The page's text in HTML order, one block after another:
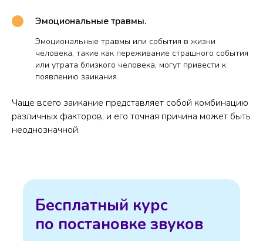
Эмоциональные травмы.
Эмоциональные травмы или события в жизни
человека, такие как переживание страшного события
или утрата близкого человека, могут привести к
появлению заикания.
Чаще всего заикание представляет собой комбинацию
различных факторов, и его точная причина может быть
неоднозначной.
Бесплатный курс
по постановке звуков